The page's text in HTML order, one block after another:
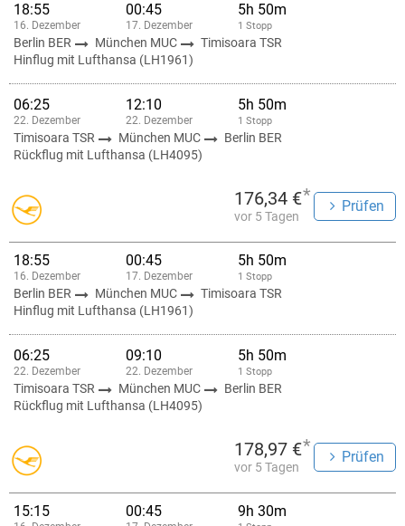
18:55
16. Dezember
00:45
17. Dezember
5h 50m
1 Stopp
Berlin BER München MUC
Timisoara TSR
Hinflug mit Lufthansa (LH1961)
06:25
22. Dezember
12:10
22. Dezember
5h 50m
1 Stopp
Timisoara TSR München MUC
Berlin BER
Rückflug mit Lufthansa (LH4095)
176,34 €*
vor 5 Tagen
Prüfen
18:55
16. Dezember
00:45
17. Dezember
5h 50m
1 Stopp
Berlin BER München MUC
Timisoara TSR
Hinflug mit Lufthansa (LH1961)
06:25
22. Dezember
09:10
22. Dezember
5h 50m
1 Stopp
Timisoara TSR München MUC
Berlin BER
Rückflug mit Lufthansa (LH4095)
178,97 €*
vor 5 Tagen
Prüfen
15:15 00:45 9h 30m